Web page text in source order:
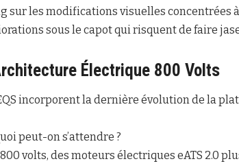
sur les modifications visuelles concentrées à
sous le capot qui risquent de faire
Électrique 800 Volts
incorporent la dernière évolution de la
peut-on s’attendre ?
volts, des moteurs électriques eATS 2.0